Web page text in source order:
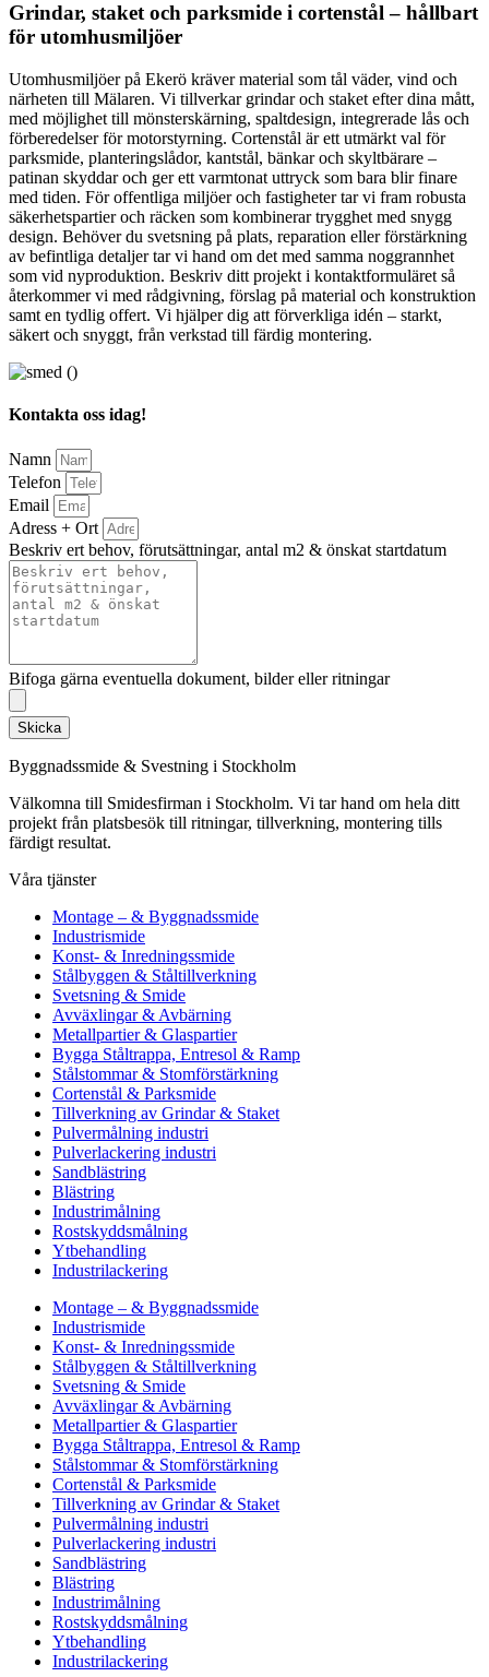
Grindar, staket och parksmide i cortenstål – hållbart
för utomhusmiljöer
Utomhusmiljöer på Ekerö kräver material som tål väder, vind och
närheten till Mälaren. Vi tillverkar grindar och staket efter dina mått,
med möjlighet till mönsterskärning, spaltdesign, integrerade lås och
förberedelser för motorstyrning. Cortenstål är ett utmärkt val för
parksmide, planteringslådor, kantstål, bänkar och skyltbärare –
patinan skyddar och ger ett varmtonat uttryck som bara blir finare
med tiden. För offentliga miljöer och fastigheter tar vi fram robusta
säkerhetspartier och räcken som kombinerar trygghet med snygg
design. Behöver du svetsning på plats, reparation eller förstärkning
av befintliga detaljer tar vi hand om det med samma noggrannhet
som vid nyproduktion. Beskriv ditt projekt i kontaktformuläret så
återkommer vi med rådgivning, förslag på material och konstruktion
samt en tydlig offert. Vi hjälper dig att förverkliga idén – starkt,
säkert och snyggt, från verkstad till färdig montering.
Kontakta oss idag!
Namn
Telefon
Email
Adress + Ort
Beskriv ert behov, förutsättningar, antal m2 & önskat startdatum
Bifoga gärna eventuella dokument, bilder eller ritningar
Skicka
Byggnadssmide & Svestning i Stockholm
Välkomna till Smidesfirman i Stockholm. Vi tar hand om hela ditt
projekt från platsbesök till ritningar, tillverkning, montering tills
färdigt resultat.
Våra tjänster
Montage – & Byggnadssmide
Industrismide
Konst- & Inredningssmide
Stålbyggen & Ståltillverkning
Svetsning & Smide
Avväxlingar & Avbärning
Metallpartier & Glaspartier
Bygga Ståltrappa, Entresol & Ramp
Stålstommar & Stomförstärkning
Cortenstål & Parksmide
Tillverkning av Grindar & Staket
Pulvermålning industri
Pulverlackering industri
Sandblästring
Blästring
Industrimålning
Rostskyddsmålning
Ytbehandling
Industrilackering
Montage – & Byggnadssmide
Industrismide
Konst- & Inredningssmide
Stålbyggen & Ståltillverkning
Svetsning & Smide
Avväxlingar & Avbärning
Metallpartier & Glaspartier
Bygga Ståltrappa, Entresol & Ramp
Stålstommar & Stomförstärkning
Cortenstål & Parksmide
Tillverkning av Grindar & Staket
Pulvermålning industri
Pulverlackering industri
Sandblästring
Blästring
Industrimålning
Rostskyddsmålning
Ytbehandling
Industrilackering